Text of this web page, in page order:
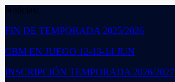
Noticias:
FIN DE TEMPORADA 2025/2026
CBM EN JUEGO 12-13-14 JUN
INSCRIPCIÓN TEMPORADA 2026/2027